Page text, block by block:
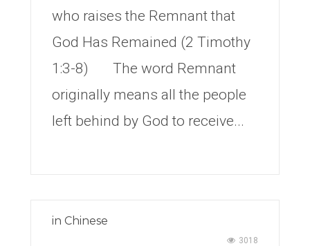
who raises the Remnant that
God Has Remained (2 Timothy
1:3-8) The word Remnant
originally means all the people
left behind by God to receive...
in Chinese
3018